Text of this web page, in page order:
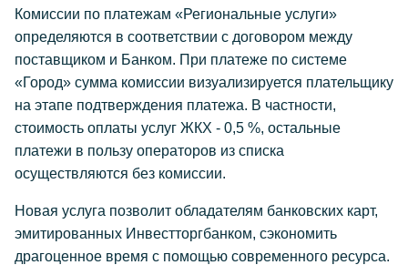
Комиссии по платежам «Региональные услуги»
определяются в соответствии с договором между
поставщиком и Банком. При платеже по системе
«Город» сумма комиссии визуализируется плательщику
на этапе подтверждения платежа. В частности,
стоимость оплаты услуг ЖКХ - 0,5 %, остальные
платежи в пользу операторов из списка
осуществляются без комиссии.
Новая услуга позволит обладателям банковских карт,
эмитированных Инвестторгбанком, сэкономить
драгоценное время с помощью современного ресурса.